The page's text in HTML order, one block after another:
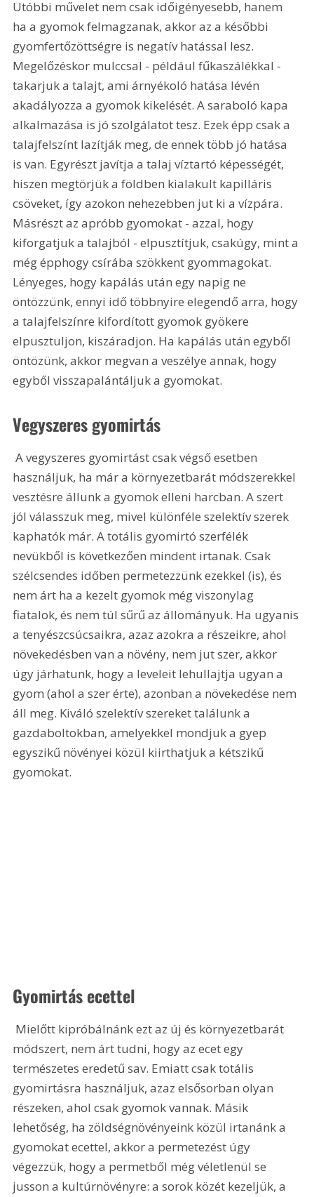
Utóbbi művelet nem csak időigényesebb, hanem
ha a gyomok felmagzanak, akkor az a későbbi
gyomfertőzöttségre is negatív hatással lesz.
Megelőzéskor mulccsal - például fűkaszálékkal -
takarjuk a talajt, ami árnyékoló hatása lévén
akadályozza a gyomok kikelését. A saraboló kapa
alkalmazása is jó szolgálatot tesz. Ezek épp csak a
talajfelszínt lazítják meg, de ennek több jó hatása
is van. Egyrészt javítja a talaj víztartó képességét,
hiszen megtörjük a földben kialakult kapilláris
csöveket, így azokon nehezebben jut ki a vízpára.
Másrészt az apróbb gyomokat - azzal, hogy
kiforgatjuk a talajból - elpusztítjuk, csakúgy, mint a
még épphogy csírába szökkent gyommagokat.
Lényeges, hogy kapálás után egy napig ne
öntözzünk, ennyi idő többnyire elegendő arra, hogy
a talajfelszínre kifordított gyomok gyökere
elpusztuljon, kiszáradjon. Ha kapálás után egyből
öntözünk, akkor megvan a veszélye annak, hogy
egyből visszapalántáljuk a gyomokat.
Vegyszeres gyomirtás
A vegyszeres gyomirtást csak végső esetben
használjuk, ha már a környezetbarát módszerekkel
vesztésre állunk a gyomok elleni harcban. A szert
jól válasszuk meg, mivel különféle szelektív szerek
kaphatók már. A totális gyomirtó szerfélék
nevükből is következően mindent irtanak. Csak
szélcsendes időben permetezzünk ezekkel (is), és
nem árt ha a kezelt gyomok még viszonylag
fiatalok, és nem túl sűrű az állományuk. Ha ugyanis
a tenyészcsúcsaikra, azaz azokra a részeikre, ahol
növekedésben van a növény, nem jut szer, akkor
úgy járhatunk, hogy a leveleit lehullajtja ugyan a
gyom (ahol a szer érte), azonban a növekedése nem
áll meg. Kiváló szelektív szereket találunk a
gazdaboltokban, amelyekkel mondjuk a gyep
egyszikű növényei közül kiirthatjuk a kétszikű
gyomokat.
Gyomirtás ecettel
módszert, nem árt tudni, hogy az ecet egy
természetes eredetű sav. Emiatt csak totális
gyomirtásra használjuk, azaz elsősorban olyan
részeken, ahol csak gyomok vannak. Másik
lehetőség, ha zöldségnövényeink közül irtanánk a
gyomokat ecettel, akkor a permetezést úgy
végezzük, hogy a permetből még véletlenül se
jusson a kultúrnövényre: a sorok közét kezeljük, a